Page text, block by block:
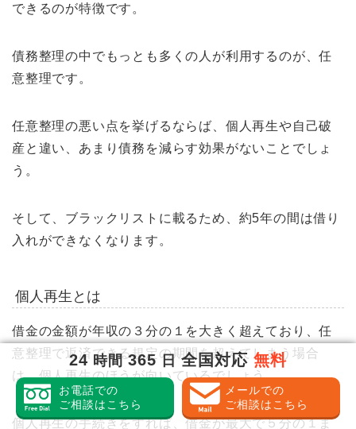
できるのが特徴です。
債務整理の中でもっとも多くの人が利用するのが、任
意整理です。
任意整理の悪い点を挙げるならば、個人再生や自己破
産と違い、あまり債務を減らす効果がないことでしょ
う。
そして、ブラックリストに載るため、約5年の間は借り
入れができなくなります。
個人再生とは
借金の金額が年収の３分の１を大きく超えており、任
意整理で返済できる規定の期間を超えてしまう場合
は、個人再生のほうが向いているでしょう。
個人再生の手続きをすれば、借金が最大で５分の１ま
24時間365日全国対応 無料
お電話での
ご相談はこちら
メールでの
ご相談はこちら